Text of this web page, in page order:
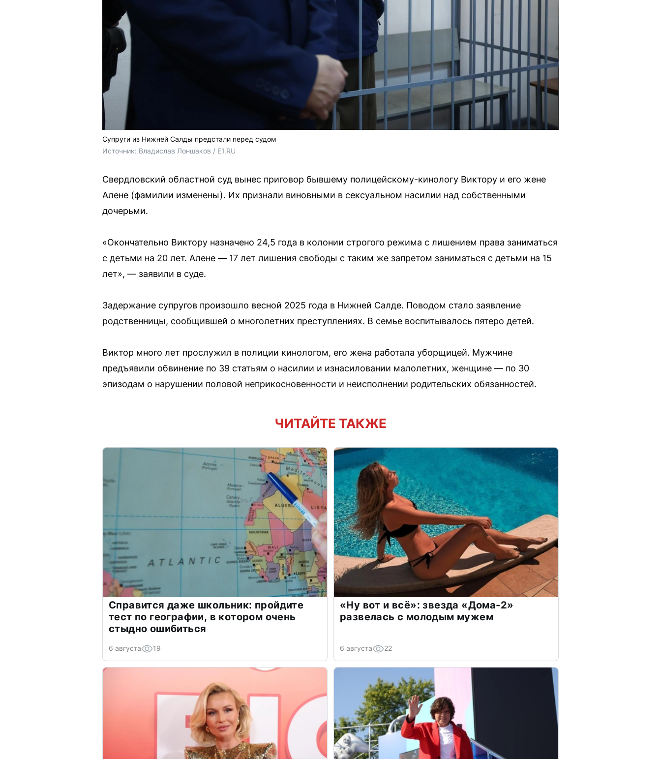
Супруги из Нижней Салды предстали перед судом
Источник: Владислав Лоншаков / E1.RU
Свердловский областной суд вынес приговор бывшему полицейскому-кинологу Виктору и его жене
Алене (фамилии изменены). Их признали виновными в сексуальном насилии над собственными
дочерьми.
«Окончательно Виктору назначено 24,5 года в колонии строгого режима с лишением права заниматься
с детьми на 20 лет. Алене — 17 лет лишения свободы с таким же запретом заниматься с детьми на 15
лет», — заявили в суде.
Задержание супругов произошло весной 2025 года в Нижней Салде. Поводом стало заявление
родственницы, сообщившей о многолетних преступлениях. В семье воспитывалось пятеро детей.
Виктор много лет прослужил в полиции кинологом, его жена работала уборщицей. Мужчине
предъявили обвинение по 39 статьям о насилии и изнасиловании малолетних, женщине — по 30
эпизодам о нарушении половой неприкосновенности и неисполнении родительских обязанностей.
ЧИТАЙТЕ ТАКЖЕ
Справится даже школьник: пройдите
тест по географии, в котором очень
стыдно ошибиться
6 августа 19
«Ну вот и всё»: звезда «Дома-2»
развелась с молодым мужем
6 августа 22